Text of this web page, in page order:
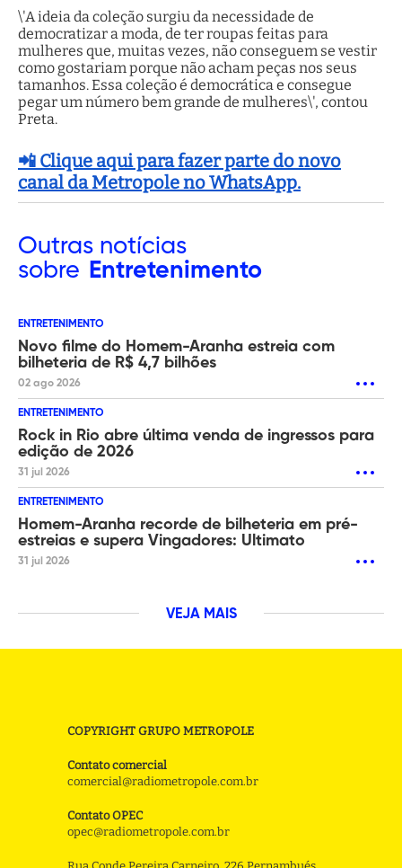
\'A ideia da coleção surgiu da necessidade de
democratizar a moda, de ter roupas feitas para
mulheres que, muitas vezes, não conseguem se vestir
como gostariam porque não acham peças nos seus
tamanhos. Essa coleção é democrática e consegue
pegar um número bem grande de mulheres\', contou
Preta.
📲 Clique aqui para fazer parte do novo
canal da Metropole no WhatsApp.
Outras notícias
sobre Entretenimento
ENTRETENIMENTO
Novo filme do Homem-Aranha estreia com
bilheteria de R$ 4,7 bilhões
02 ago 2026
ENTRETENIMENTO
Rock in Rio abre última venda de ingressos para
edição de 2026
31 jul 2026
ENTRETENIMENTO
Homem-Aranha recorde de bilheteria em pré-
estreias e supera Vingadores: Ultimato
31 jul 2026
VEJA MAIS
COPYRIGHT GRUPO METROPOLE
Contato comercial
comercial@radiometropole.com.br
Contato OPEC
opec@radiometropole.com.br